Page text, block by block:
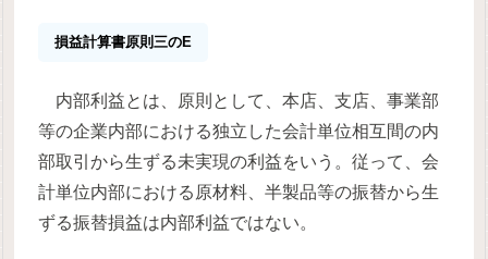
損益計算書原則三のE
内部利益とは、原則として、本店、支店、事業部
等の企業内部における独立した会計単位相互間の内
部取引から生ずる未実現の利益をいう。従って、会
計単位内部における原材料、半製品等の振替から生
ずる振替損益は内部利益ではない。